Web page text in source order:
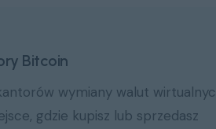
Bitcoin
wymiany walut
gdzie kupisz lub sprzedasz